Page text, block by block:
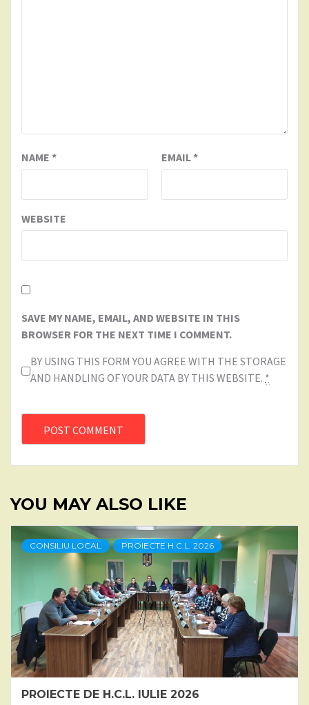
NAME * EMAIL*
WEBSITE
SAVE MY NAME, EMAIL, AND WEBSITE IN THIS
BROWSER FOR THE NEXT TIME I COMMENT.
BY USING THIS FORM YOU AGREE WITH THE STORAGE
AND HANDLING OF YOUR DATA BY THIS WEBSITE. *
YOU MAY ALSO LIKE
CONSILIU LOCAL PROIECTE H.C.L. 2026
PROIECTE DE H.C.L. IULIE 2026